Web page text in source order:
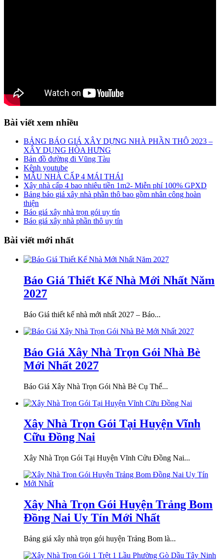
Bài viết xem nhiều
BẢNG BÁO GIÁ XÂY DỰNG NHÀ PHẦN THÔ 2023 –
XÂY DỤNG HÒA HƯNG
Bản đồ đường đi Vũng Tàu
Kênh youtube
MẪU NHÀ CẤP 4 MÁI THÁI
Xây nhà cấp 4 bao nhiêu tiền 1m2- Miễn phí 100% GPXD
Bảng báo giá xây nhà phần thô bao gồm nhân công hoàn
thiện
Báo giá xây nhà trọn gói uy tín
Báo giá xây nhà phần thô uy tín
Bài viết mới nhất
Báo Giá Thiết Kế Nhà Mới Nhất Năm
2027
Báo Giá thiết kế nhà mới nhất 2027 – Báo...
Báo Giá Xây Nhà Trọn Gói Nhà Bè
Mới Nhất 2027
Báo Giá Xây Nhà Trọn Gói Nhà Bè Cụ Thể...
Xây Nhà Trọn Gói Tại Huyện Vĩnh
Cữu Đồng Nai
Xây Nhà Trọn Gói Tại Huyện Vĩnh Cửu Đồng Nai...
Xây Nhà Trọn Gói Huyện Trảng Bom
Đồng Nai Uy Tín Mới Nhất
Bảng giá xây nhà trọn gói huyện Trảng Bom là...